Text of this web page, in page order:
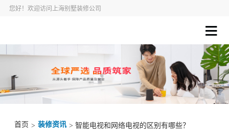
您好！欢迎访问上海别墅装修公司
首页 > 装修资讯 > 智能电视和网络电视的区别有哪些？